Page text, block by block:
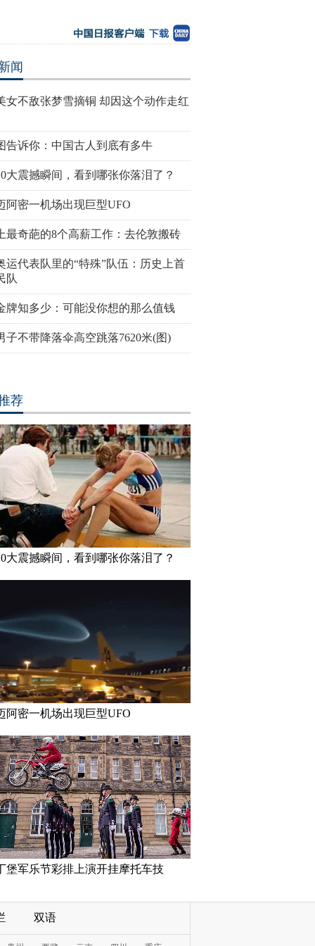
一机场出现巨型UFO 高墙之内：探访泰国重刑犯监狱
”共享一个身体 已大学
三万英尺高空下的地球 没想到竟
闻
女不敌张梦雪摘铜 却因这个动作走红
告诉你：中国古人到底有多牛
大震撼瞬间，看到哪张你落泪了？
阿密一机场出现巨型UFO
最奇葩的8个高薪工作：去伦敦搬砖
运代表队里的“特殊”队伍：历史上首
队
牌知多少：可能没你想的那么值钱
子不带降落伞高空跳落7620米(图)
荐
大震撼瞬间，看到哪张你落泪了？
阿密一机场出现巨型UFO
堡军乐节彩排上演开挂摩托车技
双语